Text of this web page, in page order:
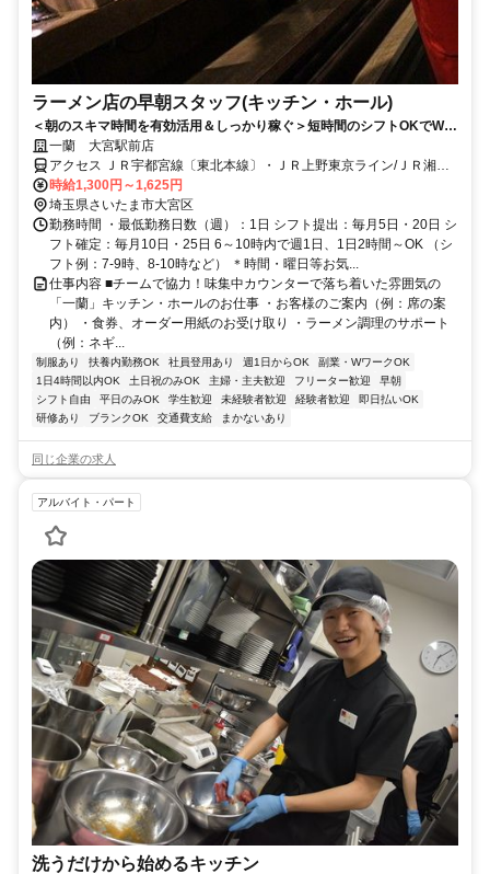
ラーメン店の早朝スタッフ(キッチン・ホール)
＜朝のスキマ時間を有効活用＆しっかり稼ぐ＞短時間のシフトOKでWワ
ークにもオススメ♪髪色自由！
一蘭 大宮駅前店
アクセス ＪＲ宇都宮線〔東北本線〕・ＪＲ上野東京ライン/ＪＲ湘南
新宿ライン 大宮（埼玉県）東口(北)徒歩約2分、ＪＲ上越新幹線 大宮
（埼玉県）東口(北)徒歩約2分、ＪＲ武蔵野線直通 大宮（埼玉県）東
口(北)徒歩約2分
時給1,300円～1,625円
埼玉県さいたま市大宮区
勤務時間 ・最低勤務日数（週）：1日 シフト提出：毎月5日・20日 シ
フト確定：毎月10日・25日 6～10時内で週1日、1日2時間～OK （シ
フト例：7-9時、8-10時など） ＊時間・曜日等お気...
仕事内容 ■チームで協力！味集中カウンターで落ち着いた雰囲気の
「一蘭」キッチン・ホールのお仕事 ・お客様のご案内（例：席の案
内） ・食券、オーダー用紙のお受け取り ・ラーメン調理のサポート
（例：ネギ...
制服あり 扶養内勤務OK 社員登用あり 週1日からOK
副業・WワークOK
1日4時間以内OK
土日祝のみOK 主婦・主夫歓迎 フリーター歓迎
早朝
シフト自由
平日のみOK 学生歓迎 未経験者歓迎 経験者歓迎
即日払いOK
研修あり
ブランクOK 交通費支給 まかないあり
同じ企業の求人
アルバイト・パート
洗うだけから始めるキッチン